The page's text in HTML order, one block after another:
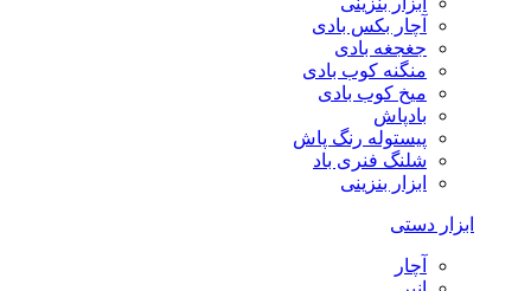
آچار بکس بادی
جغجغه بادی
منگنه کوب بادی
میخ کوب بادی
بادپاش
پیستوله رنگ پاش
شلنگ فنری باد
ابزار بنزینی
ابزار دستی
آچار